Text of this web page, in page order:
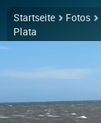
Startseite Fotos
Plata